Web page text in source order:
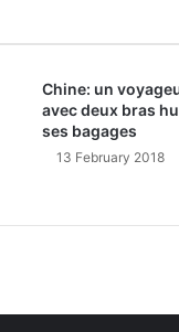
Chine: un
avec deux bras
ses bagages
13 February 2018